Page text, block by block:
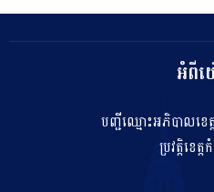
អំពី
បញ្ជីឈ្មោះអភិបាលខេ
ប្រវត្តិខេត្